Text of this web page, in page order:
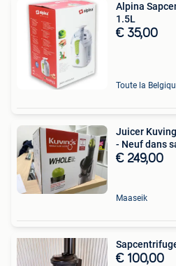
Alpina
1.5L
€ 35,00
Toute la
Juicer
- Neuf dans
€ 249,00
Maaseik
€ 100,00